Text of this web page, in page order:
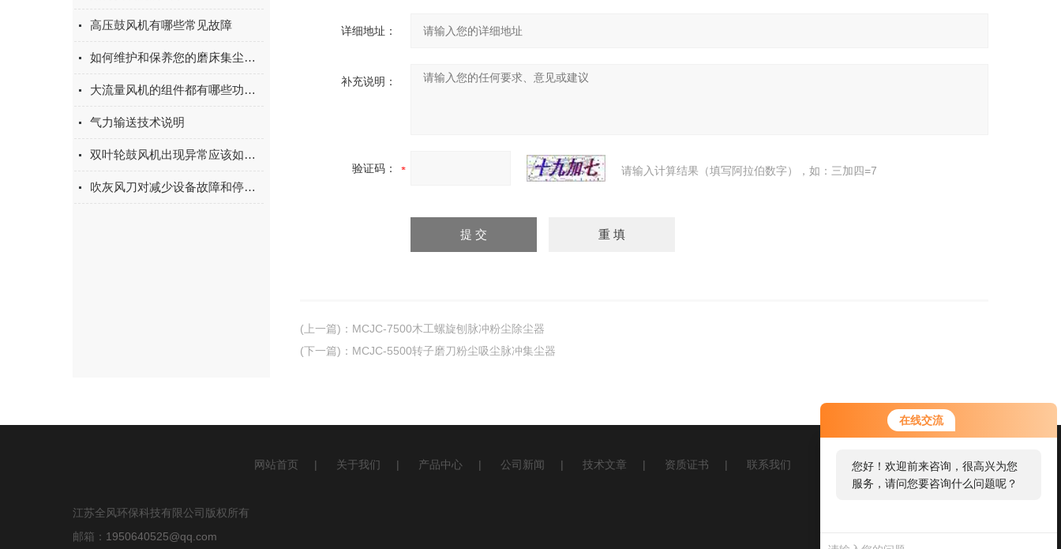
在线交流
您好！欢迎前来咨询，很高兴为您
服务，请问您要咨询什么问题呢？
高压鼓风机有哪些常见故障
如何维护和保养您的磨床集尘设备
大流量风机的组件都有哪些功能特点？
气力输送技术说明
双叶轮鼓风机出现异常应该如何处理
吹灰风刀对减少设备故障和停机时间的作用
详细地址：
补充说明：
验证码： 请输入计算结果（填写阿拉伯数字），如：三加四=7
(上一篇) ： MCJC-7500木工螺旋刨脉冲粉尘除尘器
(下一篇) ： MCJC-5500转子磨刀粉尘吸尘脉冲集尘器
网站首页 | 关于我们 | 产品中心 | 公司新闻 | 技术文章 | 资质证书 | 联系我们
江苏全风环保科技有限公司版权所有
邮箱： 1950640525@qq.com